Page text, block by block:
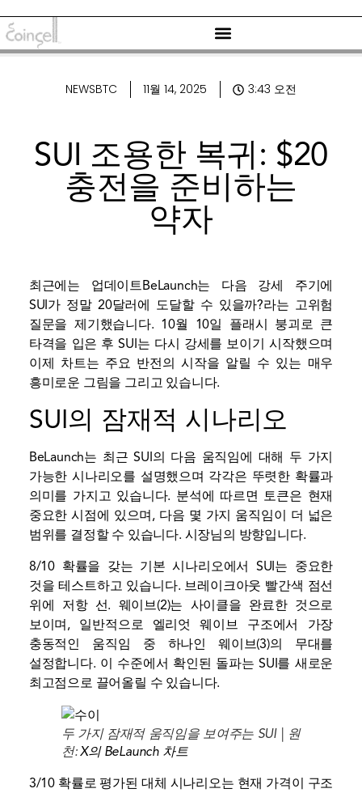
NEWSBTC 11월 14, 2025 3:43 오전
SUI 조용한 복귀: $20
충전을 준비하는
약자
최근에는 업데이트BeLaunch는 다음 강세 주기에
SUI가 정말 20달러에 도달할 수 있을까?라는 고위험
질문을 제기했습니다. 10월 10일 플래시 붕괴로 큰
타격을 입은 후 SUI는 다시 강세를 보이기 시작했으며
이제 차트는 주요 반전의 시작을 알릴 수 있는 매우
흥미로운 그림을 그리고 있습니다.
SUI의 잠재적 시나리오
BeLaunch는 최근 SUI의 다음 움직임에 대해 두 가지
가능한 시나리오를 설명했으며 각각은 뚜렷한 확률과
의미를 가지고 있습니다. 분석에 따르면 토큰은 현재
중요한 시점에 있으며, 다음 몇 가지 움직임이 더 넓은
범위를 결정할 수 있습니다. 시장님의 방향입니다.
8/10 확률을 갖는 기본 시나리오에서 SUI는 중요한
것을 테스트하고 있습니다. 브레이크아웃 빨간색 점선
위에 저항선. 웨이브(2)는 사이클을 완료한 것으로
보이며, 일반적으로 엘리엇 웨이브 구조에서 가장
충동적인 움직임 중 하나인 웨이브(3)의 무대를
설정합니다. 이 수준에서 확인된 돌파는 SUI를 새로운
최고점으로 끌어올릴 수 있습니다.
두 가지 잠재적 움직임을 보여주는 SUI | 원
천:X의 BeLaunch 차트
3/10 확률로 평가된 대체 시나리오는 현재 가격이 구조